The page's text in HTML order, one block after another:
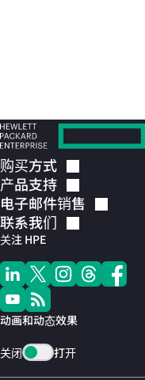
购买方式
产品支持
电子邮件销售
联系我们
关注 HPE
动画和动态效果
关闭 打开